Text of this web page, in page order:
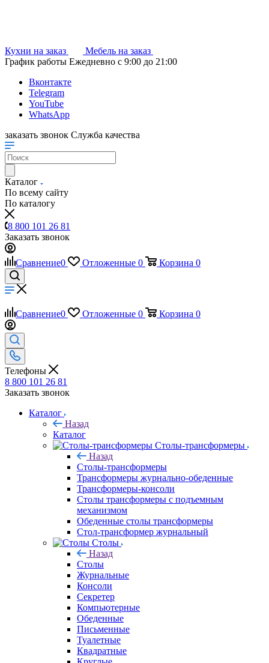
Кухни на заказ
Мебель на заказ
График работы Ежедневно с 9:00 до 21:00
Вконтакте
Telegram
YouTube
WhatsApp
заказать звонок Служба качества
Каталог
По всему сайту
По каталогу
8 800 101 26 81
Заказать звонок
Сравнение0 Отложенные 0 Корзина 0
Сравнение0 Отложенные 0 Корзина 0
Телефоны
8 800 101 26 81
Заказать звонок
Каталог
Назад
Каталог
Столы-трансформеры
Назад
Столы-трансформеры
Трансформеры журнально-обеденные
Трансформеры-консоли
Столы трансформеры с подъемным
механизмом
Обеденные столы трансформеры
Стол-трансформер журнальный
Столы
Назад
Столы
Журнальные
Консоли
Секретер
Компьютерные
Обеденные
Письменные
Туалетные
Квадратные